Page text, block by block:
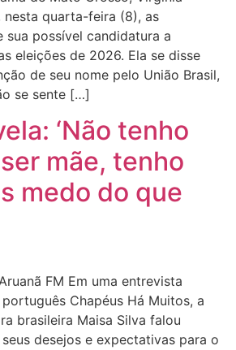
nesta quarta-feira (8), as
sua possível candidatura a
eleições de 2026. Ela se disse
de seu nome pelo União Brasil,
se sente […]
‘Não tenho
mãe, tenho
medo do que
FM Em uma entrevista
Chapéus Há Muitos, a
brasileira Maisa Silva falou
desejos e expectativas para o